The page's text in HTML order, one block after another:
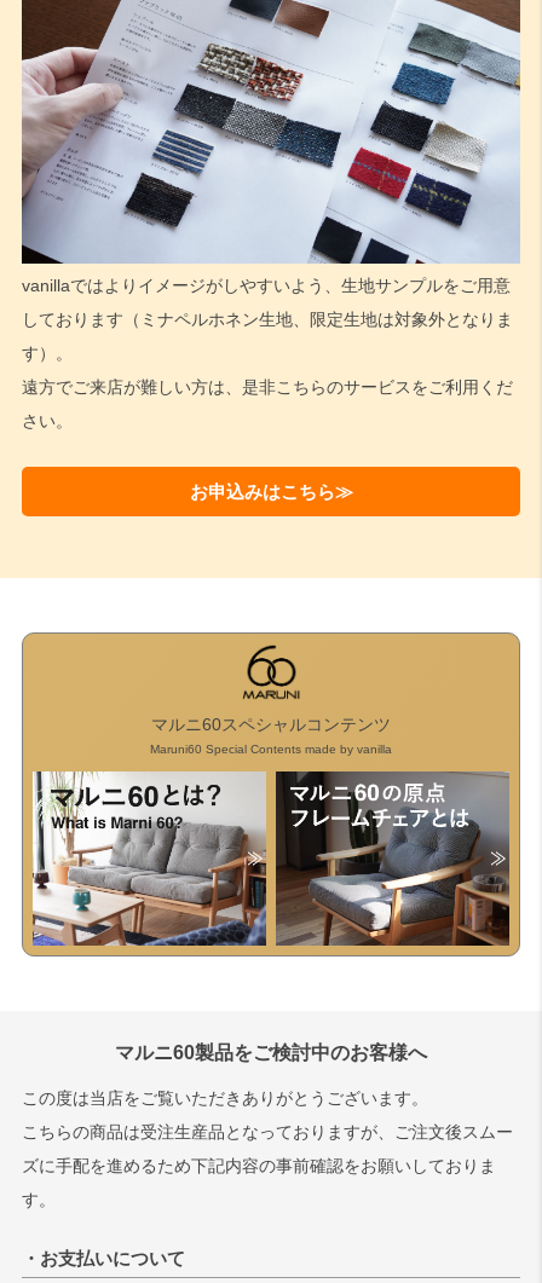
vanillaではよりイメージがしやすいよう、生地サンプルをご用意
しております（ミナペルホネン生地、限定生地は対象外となりま
す）。
遠方でご来店が難しい方は、是非こちらのサービスをご利用くだ
さい。
お申込みはこちら≫
マルニ60スペシャルコンテンツ
Maruni60 Special Contents made by vanilla
マルニ60製品をご検討中のお客様へ
この度は当店をご覧いただきありがとうございます。
こちらの商品は受注生産品となっておりますが、ご注文後スムー
ズに手配を進めるため下記内容の事前確認をお願いしておりま
す。
・お支払いについて